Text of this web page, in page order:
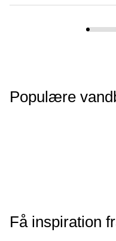
Populære
Få inspiration